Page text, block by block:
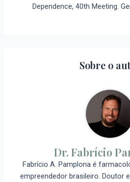
Dependence, 40th Meeting.
Sobre o
Dr. Fabrício
Fabrício A. Pamplona é
empreendedor brasileiro. Doutor